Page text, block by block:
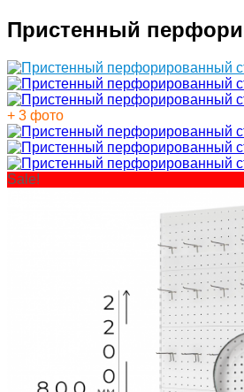
Пристенный
+ 3 фото
Sale!